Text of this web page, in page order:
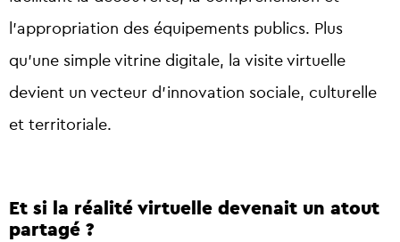
l’appropriation des équipements publics. Plus
qu’une simple vitrine digitale, la visite virtuelle
devient un vecteur d’innovation sociale, culturelle
et territoriale.
Et si la réalité virtuelle devenait un atout
partagé ?